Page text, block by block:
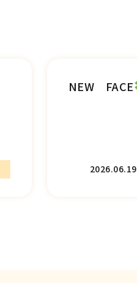
NEW FACE
2026.06.19